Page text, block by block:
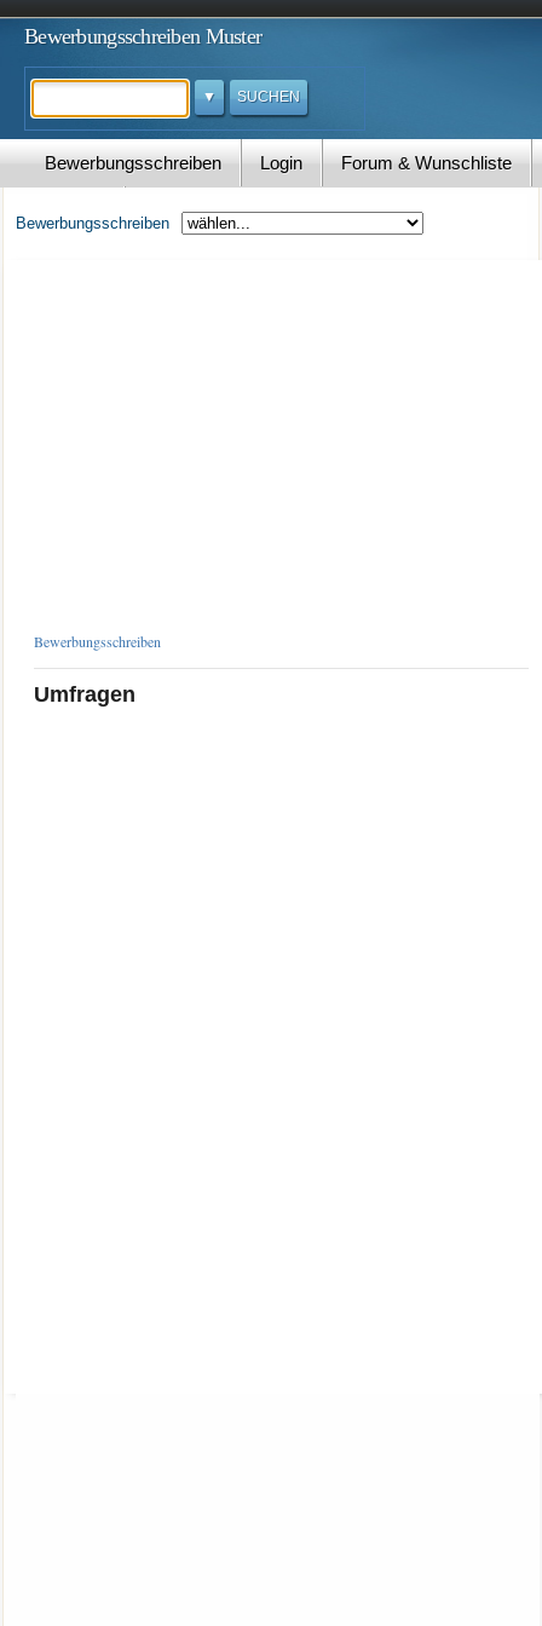
Bewerbungsschreiben Muster
Suchen
Bewerbungsschreiben Login Forum & Wunschliste
Bewerbungsschreiben
Bewerbungsschreiben
Umfragen